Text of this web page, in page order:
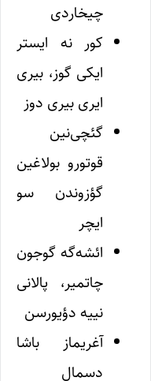
چیخاردی
کور نه ایستر
ایکی گوز، بیری
ایری بیری دوز
گئچی‌نین
قوتورو بولاغین
گؤزوندن سو
ایچر
ائشه‌گه گوجون
چاتمیر، پالانی
نییه دؤیورسن
آغریماز باشا
دسمال